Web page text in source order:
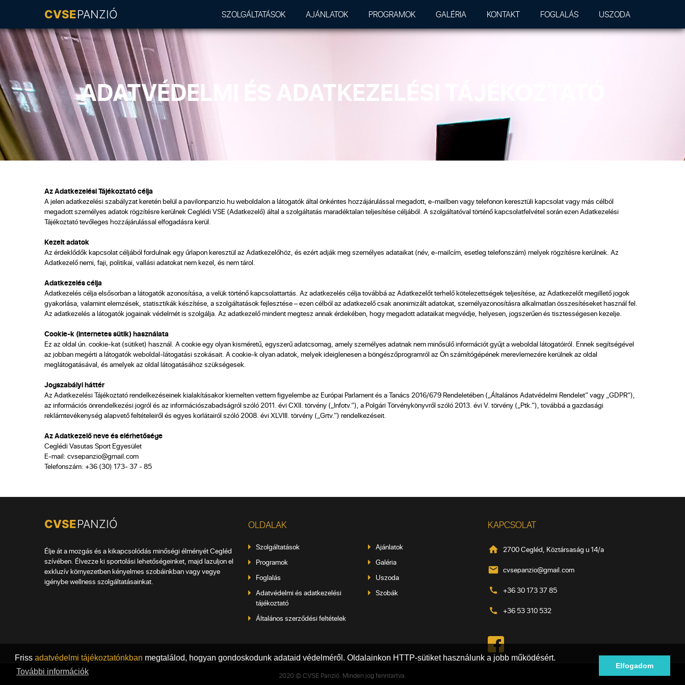
Friss adatvédelmi tájékoztatónkban megtalálod, hogyan gondoskodunk adataid védelméről. Oldalainkon HTTP-sütiket használunk a jobb működésért.
További információk
Elfogadom
SZOLGÁLTATÁSOK AJÁNLATOK PROGRAMOK GALÉRIA KONTAKT FOGLALÁS USZODA
ADATVÉDELMI ÉS ADATKEZELÉSI TÁJÉKOZTATÓ
Az Adatkezelési Tájékoztató célja
A jelen adatkezelési szabályzat keretén belül a pavilonpanzio.hu weboldalon a látogatók által önkéntes hozzájárulással megadott, e-mailben vagy telefonon keresztüli kapcsolat vagy más célból
megadott személyes adatok rögzítésre kerülnek Ceglédi VSE (Adatkezelő) által a szolgáltatás maradéktalan teljesítése céljából. A szolgáltatóval történő kapcsolatfelvétel során ezen Adatkezelési
Tájékoztató tevőleges hozzájárulással elfogadásra kerül.
Kezelt adatok
Az érdeklődők kapcsolat céljából fordulnak egy űrlapon keresztül az Adatkezelőhöz, és ezért adják meg személyes adataikat (név, e-mailcím, esetleg telefonszám) melyek rögzítésre kerülnek. Az
Adatkezelő nemi, faji, politikai, vallási adatokat nem kezel, és nem tárol.
Adatkezelés célja
Adatkezelés célja elsősorban a látogatók azonosítása, a velük történő kapcsolattartás. Az adatkezelés célja továbbá az Adatkezelőt terhelő kötelezettségek teljesítése, az Adatkezelőt megillető jogok
gyakorlása, valamint elemzések, statisztikák készítése, a szolgáltatások fejlesztése – ezen célból az adatkezelő csak anonimizált adatokat, személyazonosításra alkalmatlan összesítéseket használ fel.
Az adatkezelés a látogatók jogainak védelmét is szolgálja. Az adatkezelő mindent megtesz annak érdekében, hogy megadott adataikat megvédje, helyesen, jogszerűen és tisztességesen kezelje.
Cookie-k (internetes sütik) használata
Ez az oldal ún. cookie-kat (sütiket) használ. A cookie egy olyan kisméretű, egyszerű adatcsomag, amely személyes adatnak nem minősülő információt gyűjt a weboldal látogatóiról. Ennek segítségével
az jobban megérti a látogatók weboldal-látogatási szokásait. A cookie-k olyan adatok, melyek ideiglenesen a böngészőprogramról az Ön számítógépének merevlemezére kerülnek az oldal
meglátogatásával, és amelyek az oldal látogatásához szükségesek.
Jogszabályi háttér
Az Adatkezelési Tájékoztató rendelkezéseinek kialakításakor kiemelten vettem figyelembe az Európai Parlament és a Tanács 2016/679 Rendeletében („Általános Adatvédelmi Rendelet” vagy „GDPR”),
az információs önrendelkezési jogról és az információszabadságról szóló 2011. évi CXII. törvény („Infotv.”), a Polgári Törvénykönyvről szóló 2013. évi V. törvény („Ptk.”), továbbá a gazdasági
reklámtevékenység alapvető feltételeiről és egyes korlátairól szóló 2008. évi XLVIII. törvény („Grtv.”) rendelkezéseit.
​Az Adatkezelő neve és elérhetősége
Ceglédi Vasutas Sport Egyesület
E-mail: cvsepanzio@gmail.com
Telefonszám: +36 (30) 173- 37 - 85
Élje át a mozgás és a kikapcsolódás minőségi élményét Cegléd
szívében. Élvezze ki sportolási lehetőségeinket, majd lazuljon el
exkluzív környezetben kényelmes szobáinkban vagy vegye
igénybe wellness szolgáltatásainkat.
OLDALAK
Szolgáltatások
Ajánlatok
Programok
Galéria
Foglalás
Uszoda
Adatvédelmi és adatkezelési
tájékoztató
Szobák
Általános szerződési feltételek
KAPCSOLAT
2700 Cegléd, Köztársaság u 14/a
cvsepanzio@gmail.com
+36 30 173 37 85
+36 53 310 532
2020 © CVSE Panzió. Minden jog fenntartva.